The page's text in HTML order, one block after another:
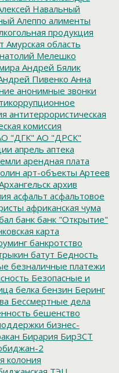
Навальный
Алеппо алименты
продукция
Амурская область
Мелешко
Андрей Бялик
Пивенко Анна
анонимные звонки
антитеррористическая
комиссия
"ДГК" АО "ДРСК"
апрель аптека
арендная плата
арт-объекты Артеев
архив
асфальт асфальтовое
африканская чума
банк банк "Открытие"
карта
банкротство
батут Бедность
безналичные платежи
Безопасные и
белка бензин Беринг
Бессмертные дела
бешенство
бизнес-
Бирария БирЗСТ
2
колония